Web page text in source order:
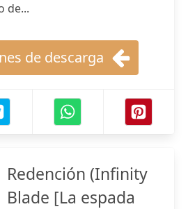
de...
de descarga
Redención (Infinity
Blade [La espada